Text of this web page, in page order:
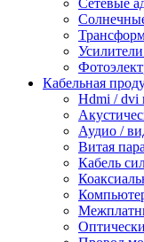
Сетевые
Кабельная
Hdmi /
Аудио /
Витая пара
Кабель